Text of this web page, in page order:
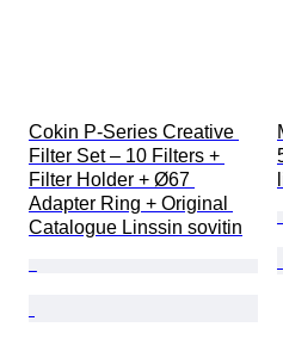
Cokin P-Series Creative
Filter Set – 10 Filters +
Filter Holder + Ø67
Adapter Ring + Original
Catalogue Linssin sovitin